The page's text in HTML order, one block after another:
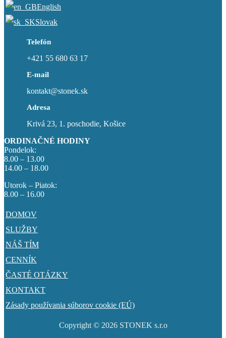
English
Slovak
Telefón
+421 55 680 63 17
E-mail
kontakt@stonek.sk
Adresa
Krivá 23, 1. poschodie, Košice
ORDINAČNÉ HODINY
Pondelok:
8.00 – 13.00
14.00 – 18.00
Utorok – Piatok:
8.00 – 16.00
DOMOV
SLUŽBY
NÁŠ TÍM
CENNÍK
ČASTÉ OTÁZKY
KONTAKT
Zásady používania súborov cookie (EÚ)
Copyright © 2026 STONEK s.r.o